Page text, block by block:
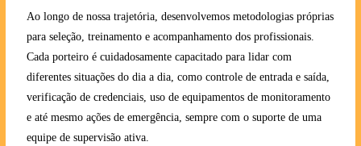
Ao longo de nossa trajetória, desenvolvemos metodologias próprias
para seleção, treinamento e acompanhamento dos profissionais.
Cada porteiro é cuidadosamente capacitado para lidar com
diferentes situações do dia a dia, como controle de entrada e saída,
verificação de credenciais, uso de equipamentos de monitoramento
e até mesmo ações de emergência, sempre com o suporte de uma
equipe de supervisão ativa.